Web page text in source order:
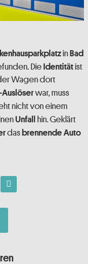
inBad
DieIdentitätist
Wagen dort
Auslöserwar, muss
nicht von einem
Unfall hin. Geklärt
dasbrennendeAuto